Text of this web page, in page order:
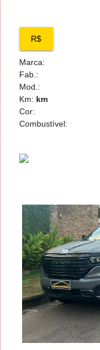
R$
Marca:
Fab.:
Mod.:
Km: km
Cor:
Combustível: